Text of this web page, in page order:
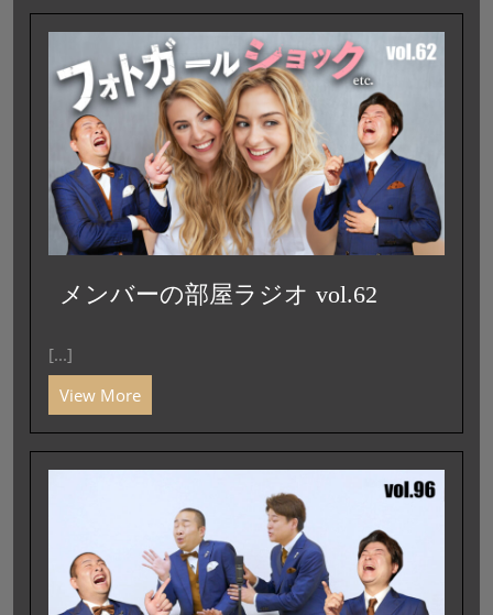
メンバーの部屋ラジオ vol.62
[...]
View More